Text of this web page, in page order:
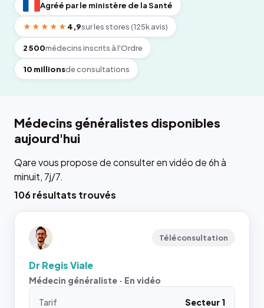
Agréé par le ministère de la Santé
★★★★★ 4,9sur les stores (125k avis)
2 500médecins inscrits à l'Ordre
10 millionsde consultations
Médecins généralistes disponibles
aujourd'hui
Qare vous propose de consulter en vidéo de 6h à
minuit, 7j/7.
106 résultats trouvés
Téléconsultation
Dr Regis Viale
Médecin généraliste · En vidéo
Tarif
Secteur 1